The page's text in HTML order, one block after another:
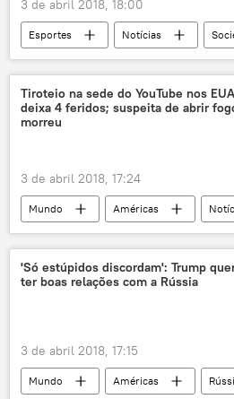
envenenamento
Novichok
agente nervoso
agente químico
3 de abril 2018, 18:00
Esportes Notícias
Opiniões
Copa do Mundo 2018
Argentina
China
Índia
Alemanha
Peru
México
EUA
Rússia Notícias
Tiroteio na sede do YouTube nos EUA
deixa 4 feridos; suspeita de abrir
morreu
3 de abril 2018, 17:24
Mundo Américas
Califórnia
YouTube
atirador
'Só estúpidos discordam': Trump
ter boas relações com a Rússia
3 de abril 2018, 17:15
Mundo Américas